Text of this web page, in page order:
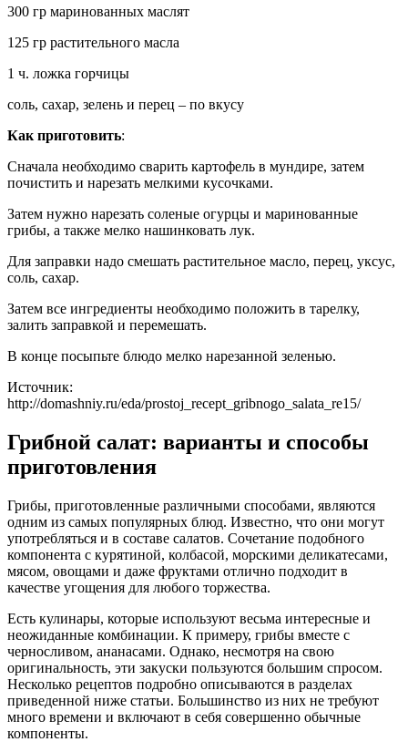
300 гр маринованных маслят
125 гр растительного масла
1 ч. ложка горчицы
соль, сахар, зелень и перец – по вкусу
Как приготовить:
Сначала необходимо сварить картофель в мундире, затем
почистить и нарезать мелкими кусочками.
Затем нужно нарезать соленые огурцы и маринованные
грибы, а также мелко нашинковать лук.
Для заправки надо смешать растительное масло, перец, уксус,
соль, сахар.
Затем все ингредиенты необходимо положить в тарелку,
залить заправкой и перемешать.
В конце посыпьте блюдо мелко нарезанной зеленью.
Источник:
http://domashniy.ru/eda/prostoj_recept_gribnogo_salata_re15/
Грибной салат: варианты и способы
приготовления
Грибы, приготовленные различными способами, являются
одним из самых популярных блюд. Известно, что они могут
употребляться и в составе салатов. Сочетание подобного
компонента с курятиной, колбасой, морскими деликатесами,
мясом, овощами и даже фруктами отлично подходит в
качестве угощения для любого торжества.
Есть кулинары, которые используют весьма интересные и
неожиданные комбинации. К примеру, грибы вместе с
черносливом, ананасами. Однако, несмотря на свою
оригинальность, эти закуски пользуются большим спросом.
Несколько рецептов подробно описываются в разделах
приведенной ниже статьи. Большинство из них не требуют
много времени и включают в себя совершенно обычные
компоненты.